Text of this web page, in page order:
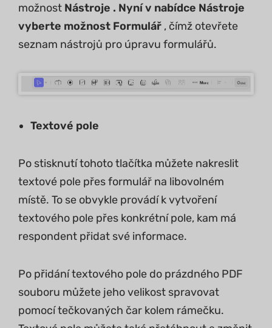
možnost Nástroje . Nyní v nabídce Nástroje
vyberte možnost Formulář , čímž otevřete
seznam nástrojů pro úpravu formulářů.
Textové pole
Po stisknutí tohoto tlačítka můžete nakreslit
textové pole přes formulář na libovolném
místě. To se obvykle provádí k vytvoření
textového pole přes konkrétní pole, kam má
respondent přidat své informace.
Po přidání textového pole do prázdného PDF
souboru můžete jeho velikost spravovat
pomocí tečkovaných čar kolem rámečku.